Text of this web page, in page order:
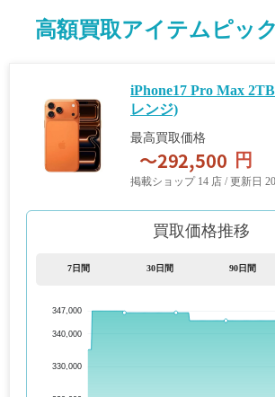
高額買取アイテムピッ
iPhone17 Pro Max
レンジ)
最高買取価格
円
掲載ショップ 14 店 / 更新日
買取価格推移
7日間 30日間 90日間
330,000
340,000
347,000